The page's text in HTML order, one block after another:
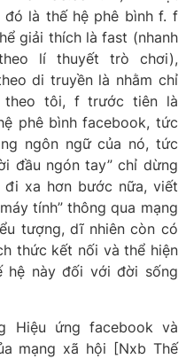
là thế hệ phê bình f. f
giải thích là fast (nhanh
lí thuyết trò chơi),
di truyền là nhằm chỉ
theo tôi, f trước tiên là
phê bình facebook, tức
ngôn ngữ của nó, tức
đầu ngón tay” chỉ dừng
đi xa hơn bước nữa, viết
tính” thông qua mạng
tượng, dĩ nhiên còn có
thức kết nối và thể hiện
hệ này đối với đời sống
Hiệu ứng facebook và
mạng xã hội [Nxb Thế